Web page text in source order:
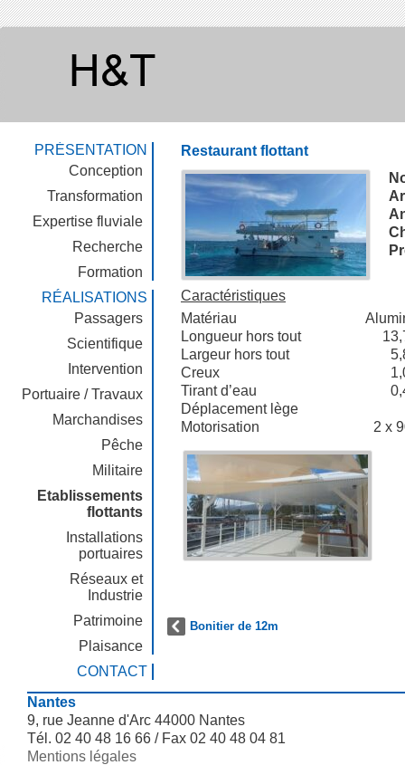
PRÉSENTATION
Conception
Transformation
Expertise fluviale
Recherche
Formation
RÉALISATIONS
Passagers
Scientifique
Intervention
Portuaire / Travaux
Marchandises
Pêche
Militaire
Etablissements
flottants
Installations
portuaires
Réseaux et
Industrie
Patrimoine
Plaisance
CONTACT
Restaurant flottant
Caractéristiques
Matériau
Longueur hors tout
Largeur hors tout
Creux
Tirant d’eau
Déplacement lège
Motorisation
2 x
Bonitier de 12m
Nantes
9, rue Jeanne d'Arc 44000 Nantes
Tél. 02 40 48 16 66 / Fax 02 40 48 04 81
Mentions légales